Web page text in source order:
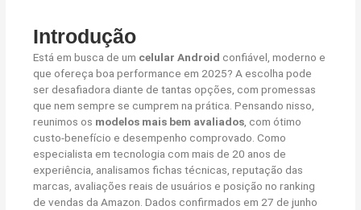
Introdução
Está em busca de um celular Android confiável, moderno e
que ofereça boa performance em 2025? A escolha pode
ser desafiadora diante de tantas opções, com promessas
que nem sempre se cumprem na prática. Pensando nisso,
reunimos os modelos mais bem avaliados, com ótimo
custo-benefício e desempenho comprovado. Como
especialista em tecnologia com mais de 20 anos de
experiência, analisamos fichas técnicas, reputação das
marcas, avaliações reais de usuários e posição no ranking
de vendas da Amazon. Dados confirmados em 27 de junho